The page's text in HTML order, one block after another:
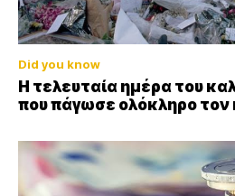
Did you know
Η τελευταία ημέρα του
που πάγωσε ολόκληρο τον